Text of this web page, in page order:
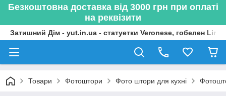
Безкоштовна доставка від 3000 грн при оплаті
на реквізити
Затишний Дім - yut.in.ua - статуетки Veronese, гобелен
Товари Фотоштори Фото штори для кухні